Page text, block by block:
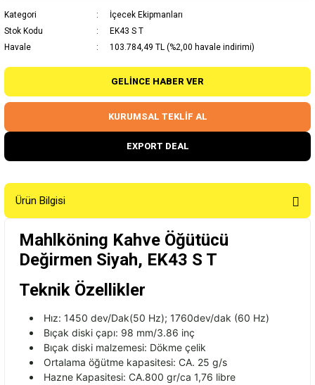
Kategori
İçecek Ekipmanları
Stok Kodu
EK43 S T
Havale
103.784,49 TL (%2,00 havale indirimi)
GELINCE HABER VER
KURUMSAL TEKLİF AL
EXPORT DEAL
Ürün Bilgisi
Mahlköning Kahve Öğütücü
Değirmen Siyah, EK43 S T
Teknik Özellikler
Hız: 1450 dev/Dak(50 Hz); 1760dev/dak (60 Hz)
Bıçak diski çapı: 98 mm/3.86 inç
Bıçak diski malzemesi: Dökme çelik
Ortalama öğütme kapasitesi: CA. 25 g/s
Hazne Kapasitesi: CA.800 gr/ca 1,76 libre